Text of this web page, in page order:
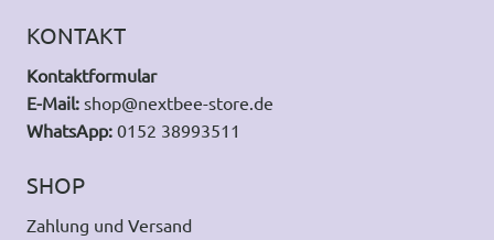
KONTAKT
Kontaktformular
E-Mail: shop@nextbee-store.de
WhatsApp: 0152 38993511
SHOP
Zahlung und Versand